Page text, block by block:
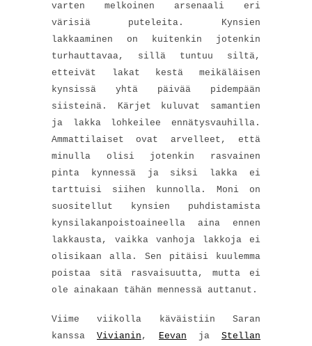
varten melkoinen arsenaali eri
värisiä puteleita. Kynsien
lakkaaminen on kuitenkin jotenkin
turhauttavaa, sillä tuntuu siltä,
etteivät lakat kestä meikäläisen
kynsissä yhtä päivää pidempään
siisteinä. Kärjet kuluvat samantien
ja lakka lohkeilee ennätysvauhilla.
Ammattilaiset ovat arvelleet, että
minulla olisi jotenkin rasvainen
pinta kynnessä ja siksi lakka ei
tarttuisi siihen kunnolla. Moni on
suositellut kynsien puhdistamista
kynsilakanpoistoaineella aina ennen
lakkausta, vaikka vanhoja lakkoja ei
olisikaan alla. Sen pitäisi kuulemma
poistaa sitä rasvaisuutta, mutta ei
ole ainakaan tähän mennessä auttanut.
Viime viikolla käväistiin Saran
kanssa Vivianin , Eevan ja Stellan